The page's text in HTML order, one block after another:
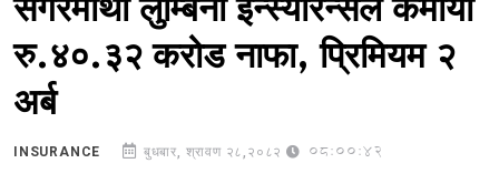
सगरमाथा लुम्बिनी इन्स्योरेन्सले कमायो
रु.४०.३२ करोड नाफा, प्रिमियम २
अर्ब
INSURANCE बुधबार, श्रावण २८,२०८२ 08:00:42